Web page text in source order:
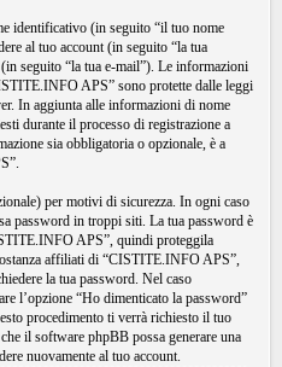
identificativo (in seguito “il tuo nome
al tuo account (in seguito “la tua
seguito “la tua e-mail”). Le informazioni
APS” sono protette dalle leggi
In aggiunta alle informazioni di nome
durante il processo di registrazione a
sia obbligatoria o opzionale, è a
per motivi di sicurezza. In ogni caso
password in troppi siti. La tua password è
APS”, quindi proteggila
affiliati di “CISTITE.INFO APS”,
la tua password. Nel caso
l’opzione “Ho dimenticato la password”
procedimento ti verrà richiesto il tuo
il software phpBB possa generare una
nuovamente al tuo account.